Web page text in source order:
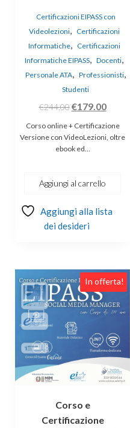
Certificazioni EIPASS con
Videolezioni, Certificazioni
Informatiche, Certificazioni
Informatiche EIPASS, Docenti,
Personale ATA, Professionisti,
Studenti
€244.00 Il
prezzo
originale
era:
€179.00Il
prezzo
attuale
Corso online + Certificazione
Versione con VideoLezioni, oltre
ebook ed…
Aggiungi al carrello
Aggiungi alla lista
dei desideri
In offerta!
Corso e
Certificazione